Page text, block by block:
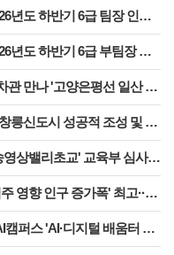
반기 6급 팀장 인사발령 사항'
6급 부팀장 이하 인사발령 사항'
양은평선 일산 연장 반영' 등 요청
성공적 조성 및 자족기능 강화 협력'
교' 교육부 심사 통과··2030년 개교
증가폭' 최고··풍산동도 증가세 지속
지털 배움터 체험존' 12월까지 운영